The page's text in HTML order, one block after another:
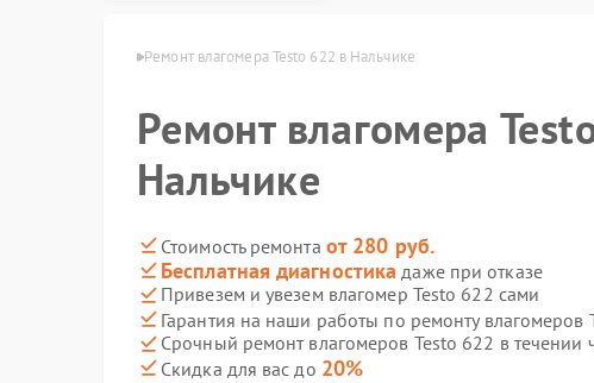
Testo в Нальчике Ремонт влагомера Testo 622 в Нальчике
Ремонт влагомера
Нальчике
Стоимость ремонта от 280 руб.
Бесплатная диагностика даже при отказе
Привезем и увезем влагомер Testo 622 сами
Гарантия на наши работы по ремонту влагомеров
Срочный ремонт влагомеров Testo 622 в течении
Скидка для вас до 20%